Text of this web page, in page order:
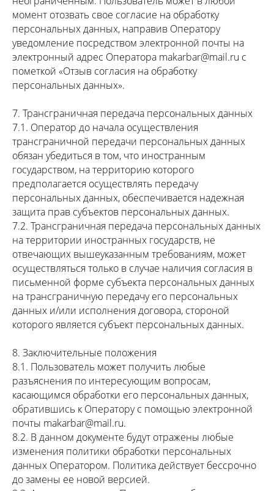
момент отозвать свое согласие на обработку
персональных данных, направив Оператору
уведомление посредством электронной почты на
электронный адрес Оператора makarbar@mail.ru с
пометкой «Отзыв согласия на обработку
персональных данных».
7. Трансграничная передача персональных данных
7.1. Оператор до начала осуществления
трансграничной передачи персональных данных
обязан убедиться в том, что иностранным
государством, на территорию которого
предполагается осуществлять передачу
персональных данных, обеспечивается надежная
защита прав субъектов персональных данных.
7.2. Трансграничная передача персональных данных
на территории иностранных государств, не
отвечающих вышеуказанным требованиям, может
осуществляться только в случае наличия согласия в
письменной форме субъекта персональных данных
на трансграничную передачу его персональных
данных и/или исполнения договора, стороной
которого является субъект персональных данных.
8. Заключительные положения
8.1. Пользователь может получить любые
разъяснения по интересующим вопросам,
касающимся обработки его персональных данных,
обратившись к Оператору с помощью электронной
почты makarbar@mail.ru.
8.2. В данном документе будут отражены любые
изменения политики обработки персональных
данных Оператором. Политика действует бессрочно
до замены ее новой версией.